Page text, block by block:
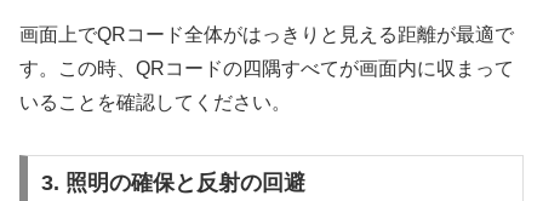
画面上でQRコード全体がはっきりと見える距離が最適で
す。この時、QRコードの四隅すべてが画面内に収まって
いることを確認してください。
3. 照明の確保と反射の回避